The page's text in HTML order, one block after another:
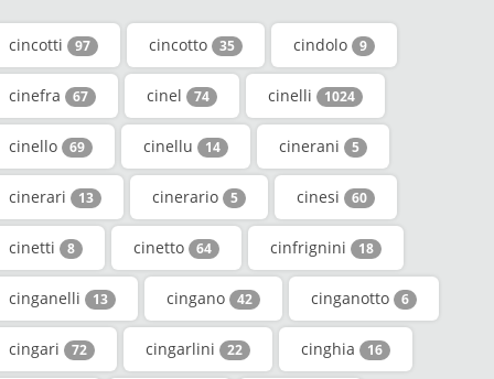
cincotti 97 cincotto 35 cindolo 9
cinefra 67 cinel 74 cinelli 1024
cinello 69 cinellu 14 cinerani 5
cinerari 13 cinerario 5 cinesi 60
cinetti 8 cinetto 64 cinfrignini 18
cinganelli 13 cingano 42 cinganotto 6
cingari 72 cingarlini 22 cinghia 16